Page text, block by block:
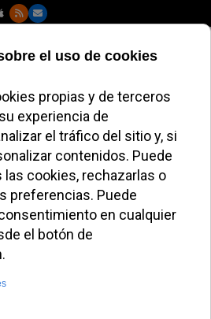
de
qué dijo la
cómo los
la Iglesia
CRISTIANA
18:15